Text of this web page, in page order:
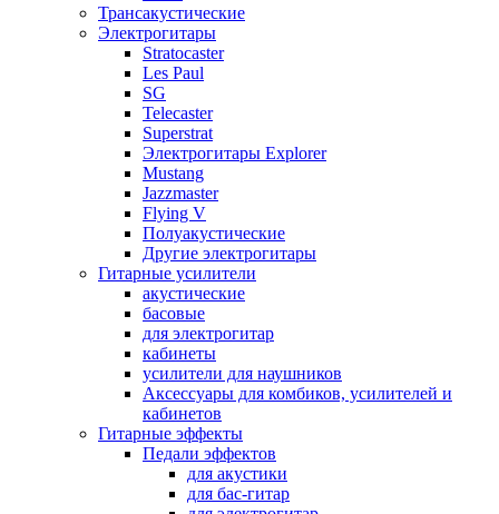
Трансакустические
Электрогитары
Stratocaster
Les Paul
SG
Telecaster
Superstrat
Электрогитары Explorer
Mustang
Jazzmaster
Flying V
Полуакустические
Другие электрогитары
Гитарные усилители
акустические
басовые
для электрогитар
кабинеты
усилители для наушников
Аксессуары для комбиков, усилителей и
кабинетов
Гитарные эффекты
Педали эффектов
для акустики
для бас-гитар